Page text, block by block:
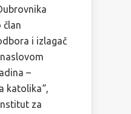
član
i izlagač
–
katolika“,
za